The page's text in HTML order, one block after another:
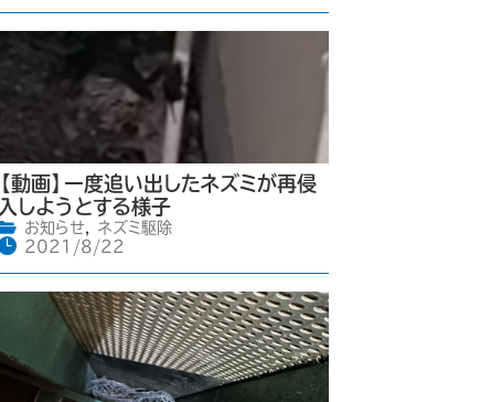
【動画】一度追い出したネズミが再侵
入しようとする様子
お知らせ,
ネズミ駆除
2021/8/22